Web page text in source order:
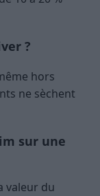
?
hors
ne sèchent
sur une
valeur du